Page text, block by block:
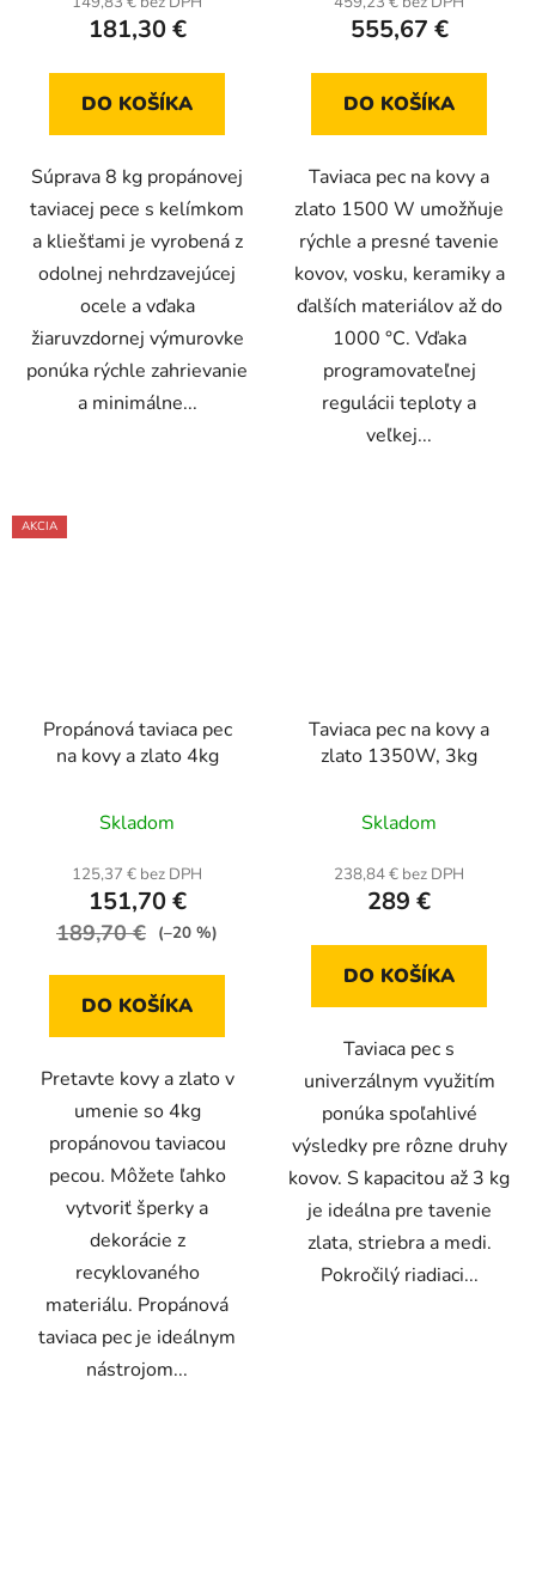
181,30 €
DO KOŠÍKA
Súprava 8 kg propánovej
taviacej pece s kelímkom
a kliešťami je vyrobená z
odolnej nehrdzavejúcej
ocele a vďaka
žiaruvzdornej výmurovke
ponúka rýchle zahrievanie
a minimálne...
555,67 €
DO KOŠÍKA
Taviaca pec na kovy a
zlato 1500 W umožňuje
rýchle a presné tavenie
kovov, vosku, keramiky a
ďalších materiálov až do
1000 °C. Vďaka
programovateľnej
regulácii teploty a
veľkej...
AKCIA
Propánová taviaca pec
na kovy a zlato 4kg
hodnotenie
produktu
je
4,0
5
Skladom
125,37 € bez DPH
151,70 €
189,70 € (–20 %)
DO KOŠÍKA
Pretavte kovy a zlato v
umenie so 4kg
propánovou taviacou
pecou. Môžete ľahko
vytvoriť šperky a
dekorácie z
recyklovaného
materiálu. Propánová
taviaca pec je ideálnym
nástrojom...
Taviaca pec na kovy a
zlato 1350W, 3kg
Skladom
238,84 € bez DPH
289 €
DO KOŠÍKA
Taviaca pec s
univerzálnym využitím
ponúka spoľahlivé
výsledky pre rôzne druhy
kovov. S kapacitou až 3 kg
je ideálna pre tavenie
zlata, striebra a medi.
Pokročilý riadiaci...